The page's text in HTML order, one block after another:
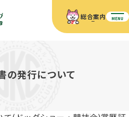
総合案内 MENU
の発行について